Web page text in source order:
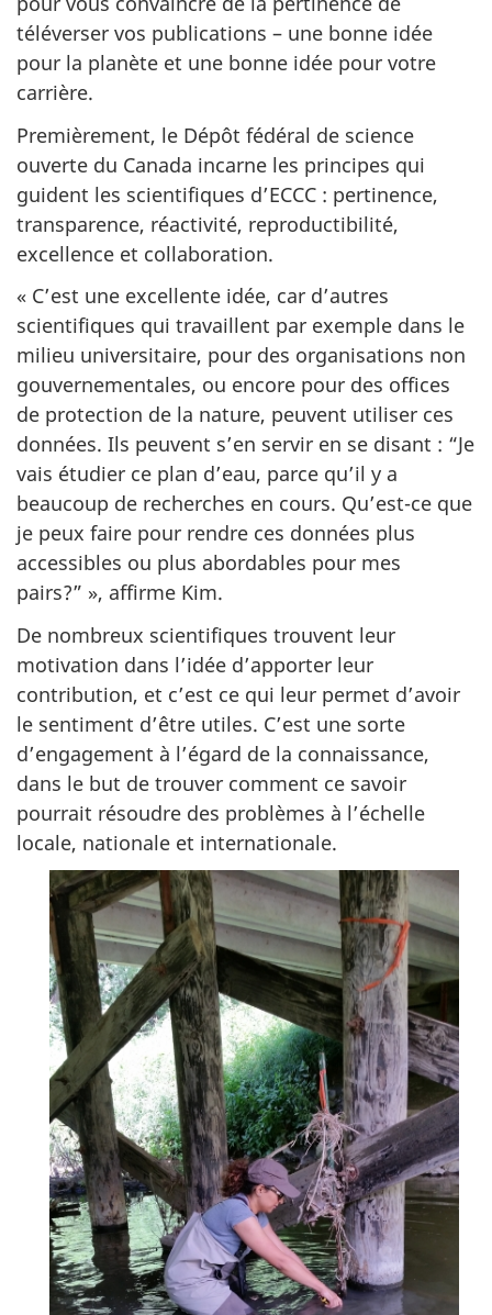
téléverser vos publications – une bonne idée
pour la planète et une bonne idée pour votre
carrière.
Premièrement, le Dépôt fédéral de science
ouverte du Canada incarne les principes qui
guident les scientifiques d’ECCC : pertinence,
transparence, réactivité, reproductibilité,
excellence et collaboration.
« C’est une excellente idée, car d’autres
scientifiques qui travaillent par exemple dans le
milieu universitaire, pour des organisations non
gouvernementales, ou encore pour des offices
de protection de la nature, peuvent utiliser ces
données. Ils peuvent s’en servir en se disant : “Je
vais étudier ce plan d’eau, parce qu’il y a
beaucoup de recherches en cours. Qu’est-ce que
je peux faire pour rendre ces données plus
accessibles ou plus abordables pour mes
pairs?” », affirme Kim.
De nombreux scientifiques trouvent leur
motivation dans l’idée d’apporter leur
contribution, et c’est ce qui leur permet d’avoir
le sentiment d’être utiles. C’est une sorte
d’engagement à l’égard de la connaissance,
dans le but de trouver comment ce savoir
pourrait résoudre des problèmes à l’échelle
locale, nationale et internationale.